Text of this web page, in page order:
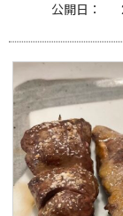
公開日：